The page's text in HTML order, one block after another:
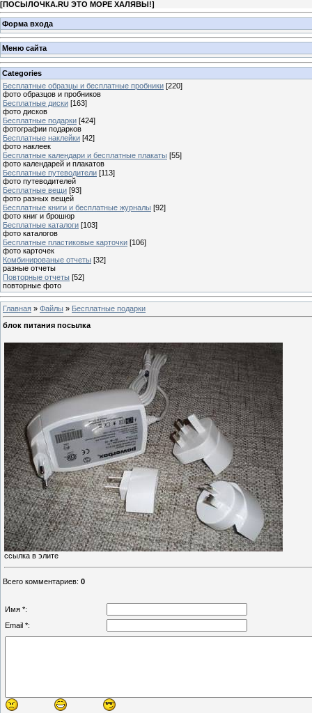
[ПОСЫЛОЧКА.RU ЭТО МОРЕ ХАЛЯВЫ!]
Форма входа
Меню сайта
Categories
Бесплатные образцы и бесплатные пробники [220]
фото образцов и пробников
Бесплатные диски [163]
фото дисков
Бесплатные подарки [424]
фотографии подарков
Бесплатные наклейки [42]
фото наклеек
Бесплатные календари и бесплатные плакаты [55]
фото календарей и плакатов
Бесплатные путеводители [113]
фото путеводителей
Бесплатные вещи [93]
фото разных вещей
Бесплатные книги и бесплатные журналы [92]
фото книг и брошюр
Бесплатные каталоги [103]
фото каталогов
Бесплатные пластиковые карточки [106]
фото карточек
Комбинированые отчеты [32]
разные отчеты
Повторные отчеты [52]
повторные фото
Главная » Файлы » Бесплатные подарки
блок питания посылка
ссылка в элите
Всего комментариев: 0
Имя *:
Email *: